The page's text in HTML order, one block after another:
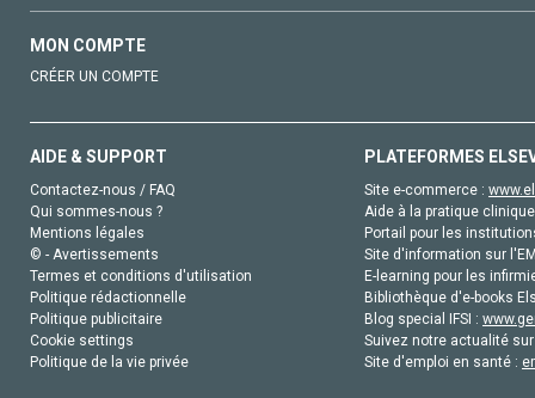
MON COMPTE
CRÉER UN COMPTE
AIDE & SUPPORT
Contactez-nous / FAQ
Qui sommes-nous ?
Mentions légales
© - Avertissements
Termes et conditions d'utilisation
Politique rédactionnelle
Politique publicitaire
Cookie settings
Politique de la vie privée
PLATEFORMES
Site e-commerce :
Aide à la pratique
Portail pour les
Site d'information sur
E-learning pour les
Bibliothèque d'e-books
Blog special IFSI :
Suivez notre actualité
Site d'emploi en santé :